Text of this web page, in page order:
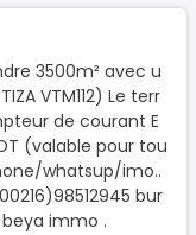
3500m² avec u
VTM112) Le terr
de courant E
(valable pour tou
whatsup/imo..
bur
immo .